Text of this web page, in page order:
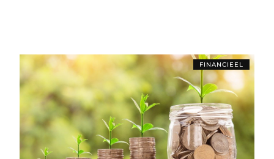
FINANCIEEL